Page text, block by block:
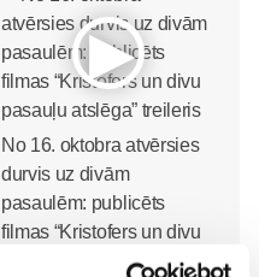
No 16. oktobra atvērsies
durvis uz divām
pasaulēm: publicēts
filmas “Kristofers un divu
pasauļu atslēga” treileris